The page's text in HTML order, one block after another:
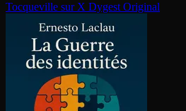
Tocqueville sur X Dygest Original